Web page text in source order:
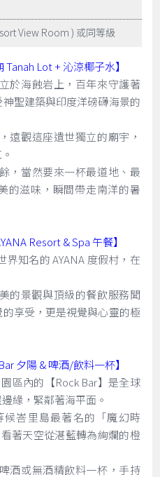
View Room ) 或同等級
Lot + 沁涼椰子水】
於海蝕岩上，百年來守護著
聖建築與印度洋磅礴海景的
遠觀這座遺世獨立的廟宇，
，當然要來一杯最道地、最
的滋味，瞬間帶走南洋的暑
Resort & Spa 午餐】
知名的 AYANA 度假村，在
的景觀與頂級的餐飲服務聞
享受，更是視覺與心靈的極
夕陽 & 啤酒/飲料一杯】
區內的【Rock Bar】是全球
緣，緊鄰著海平面。
峇里島最著名的「魔幻時
著天空從湛藍轉為絢爛的橙
酒或無酒精飲料一杯，手持